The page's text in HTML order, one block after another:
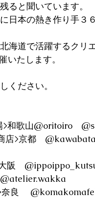
ると聞いています。
日本の熱き作り手３
海道で活躍するクリ
たします。
ください。
>和歌山@oritoiro　
店>京都　
阪　@ippoippo_kutsu
@atelier.wakka
奈良 　